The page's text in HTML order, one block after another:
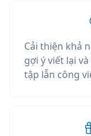
Cải thiện khả
gợi ý viết lại
tập lẫn công